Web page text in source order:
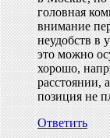
головная
внимание
неудобств в
это можно
хорошо,
расстоянии,
позиция не
Ответить